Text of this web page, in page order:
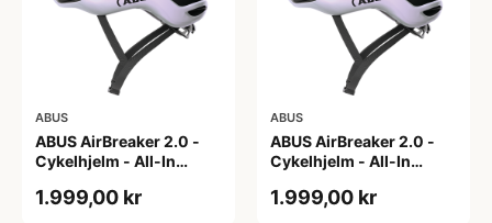
ABUS
ABUS AirBreaker 2.0 -
Cykelhjelm - All-In
1.999,00 kr
ABUS
ABUS AirBreaker 2.0 -
Cykelhjelm - All-In
1.999,00 kr